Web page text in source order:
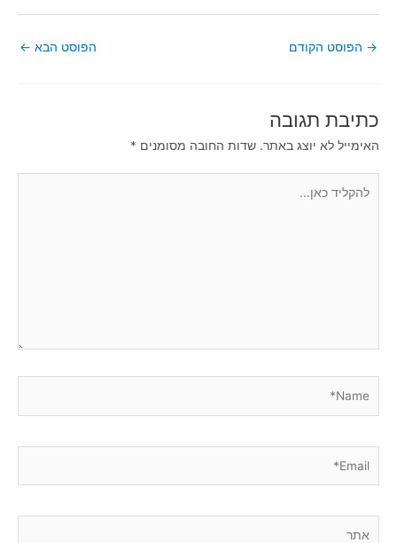
→ הפוסט הקודם הפוסט הבא ←
כתיבת תגובה
האימייל לא יוצג באתר. שדות החובה מסומנים *
כאן...